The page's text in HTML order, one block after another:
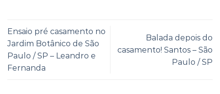
Ensaio pré casamento no
Jardim Botânico de São
Paulo / SP – Leandro e
Fernanda
Balada depois do
casamento! Santos – São
Paulo / SP